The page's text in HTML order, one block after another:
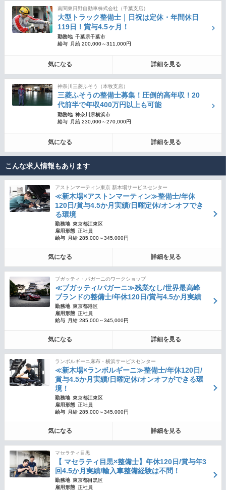
南関東日野自動車株式会社（千葉支店）
大型トラック整備士｜日祝は定休・年間休日
119日！賞与4.5ヶ月！
勤務地 千葉県千葉市
給与
月給 200,000～311,000円
気になる 詳細を見る
神奈川三菱ふそう（本牧支店）
三菱ふそうの整備士募集！圧倒的高年収！20
代前半で年収400万円以上も可能
勤務地 神奈川県横浜市
給与
月給 230,000～270,000円
気になる 詳細を見る
こんな求人情報もあります
アストンマーティン東京 新木場サービスセンター
≪新木場×アストンマーティン≫整備士/年休
120日/賞与4.5か月実績/日曜定休/オンオフでき
る環境
勤務地 東京都江東区
雇用形態 正社員
給与
月給 285,000～345,000円
気になる 詳細を見る
ブガッティ・パガーニのワークショップ
≪ブガッティ/パガーニ≫残業なし/世界最高峰
ブランドの整備士/年休120日/賞与4.5か月実績
勤務地 東京都港区
雇用形態 正社員
給与
月給 285,000～345,000円
気になる 詳細を見る
ランボルギーニ麻布・横浜サービスセンター
≪新木場×ランボルギーニ≫整備士/年休120日/
賞与4.5か月実績/日曜定休/オンオフができる環
境！
勤務地 東京都江東区
雇用形態 正社員
給与
月給 285,000～345,000円
気になる 詳細を見る
マセラティ目黒
【 マセラティ目黒×整備士】年休120日/賞与年3
回4.5か月実績/輸入車整備経験は不問！
勤務地 東京都目黒区
雇用形態 正社員